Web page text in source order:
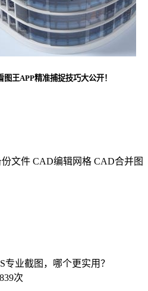
王APP精准捕捉技巧大公开！
文件 CAD编辑网格 CAD合并图
业截图，哪个更实用？
次